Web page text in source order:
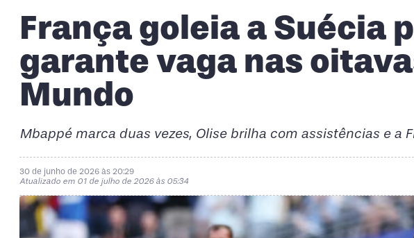
França goleia a Suécia
garante vaga nas
Mundo
Mbappé marca duas vezes, Olise brilha com assistências e a
30 de junho de 2026 às 20:29
Atualizado em 01 de julho de 2026 às 05:34